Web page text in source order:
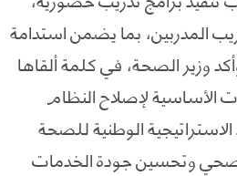
المدربين، بما يضمن استدامة
وزير الصحة، في كلمة ألقاها
الأساسية لإصلاح النظام
الوطنية للصحة
الصحي وتحسين جودة الخدمات